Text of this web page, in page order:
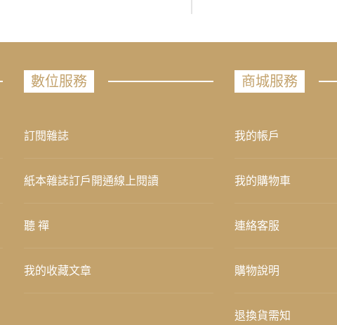
數位服務
訂閱雜誌
紙本雜誌訂戶開通線上閱讀
聽 禪
我的收藏文章
商城服務
我的帳戶
我的購物車
連絡客服
購物說明
退換貨需知